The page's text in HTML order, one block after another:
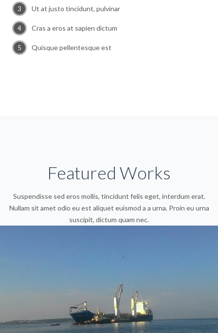
Ut at justo tincidunt, pulvinar
Cras a eros at sapien dictum
Quisque pellentesque est
Featured Works
Suspendisse sed eros mollis, tincidunt felis eget, interdum erat.
Nullam sit amet odio eu est aliquet euismod a a urna. Proin eu urna
suscipit, dictum quam nec.